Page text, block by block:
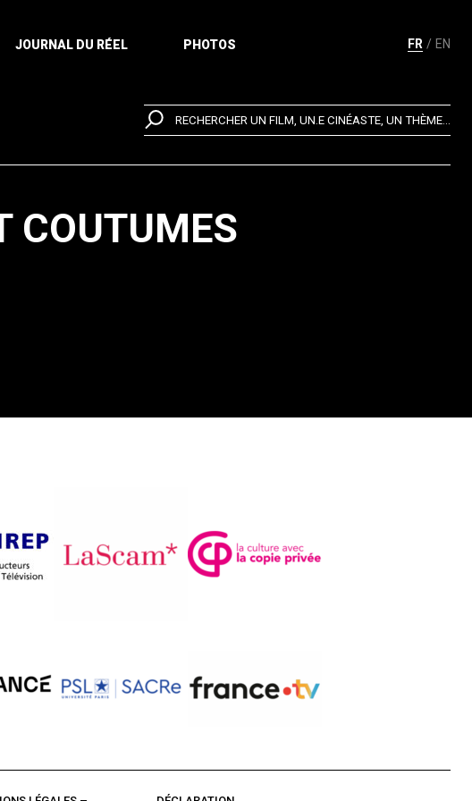
FR EN
JOURNAL DU RÉEL PHOTOS
RECHERCHER UN FILM, UN.E CINÉASTE, UN THÈME...
COUTUMES